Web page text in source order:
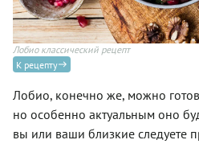
Лобио классический рецепт
К рецепту
Лобио, конечно же, можно
но особенно актуальным оно
вы или ваши близкие следуете